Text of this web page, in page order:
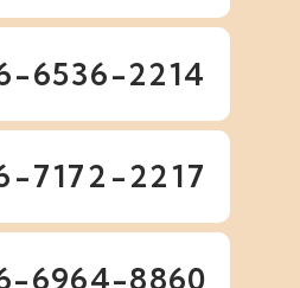
6536-2214
7172-2217
6964-8860